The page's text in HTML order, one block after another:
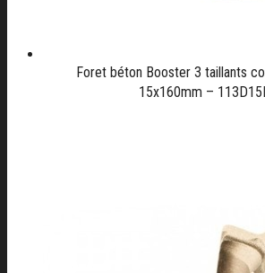
Foret béton Booster 3 taillants
15x160mm –